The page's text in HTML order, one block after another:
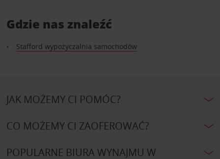
Gdzie nas znaleźć
Stafford wypożyczalnia samochodów
JAK MOŻEMY CI POMÓC?
CO MOŻEMY CI ZAOFEROWAĆ?
POPULARNE BIURA WYNAJMU W